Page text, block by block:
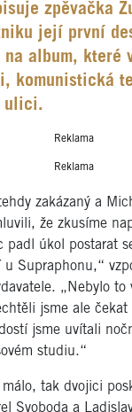
zpěvačka
její první
na album, které
komunistická
ulici.
Reklama
Reklama
zakázaný a
že zkusíme
padl úkol postarat
u Supraphonu,“
„Nebylo
jsme ale
jsme uvítali
studiu.“
málo, tak dvojici
Svoboda a